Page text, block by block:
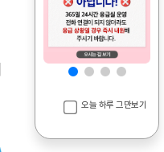
오늘 하루 그만보기